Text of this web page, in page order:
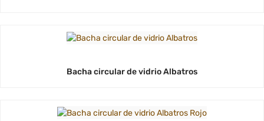
Bacha circular de vidrio Albatros